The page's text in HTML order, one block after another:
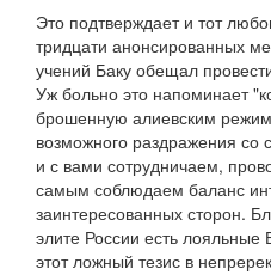
Это подтверждает и тот
тридцати анонсированных
учений Баку обещал
Уж больно это напоминает
брошенную алиевским
возможного раздражения со
и с вами сотрудничаем,
самым соблюдаем баланс
заинтересованных сторон.
элите России есть лояльные
этот ложный тезис в